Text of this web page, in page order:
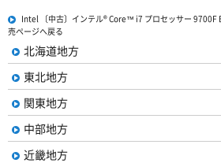
Intel 〔中古〕インテル® Core™ i7 プロセッサー 9700F
売ページへ戻る
北海道地方
東北地方
関東地方
中部地方
近畿地方